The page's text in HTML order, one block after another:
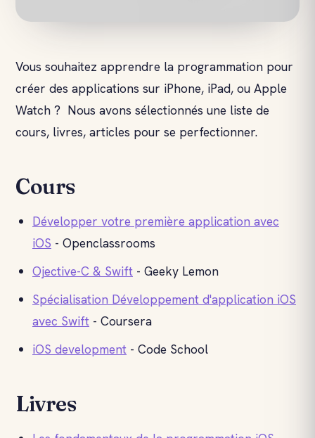
Vous souhaitez apprendre la programmation pour
créer des applications sur iPhone, iPad, ou Apple
Watch ? Nous avons sélectionnés une liste de
cours, livres, articles pour se perfectionner.
Cours
Développer votre première application avec
iOS - Openclassrooms
Ojective-C & Swift - Geeky Lemon
Spécialisation Développement d'application iOS
avec Swift - Coursera
iOS development - Code School
Livres